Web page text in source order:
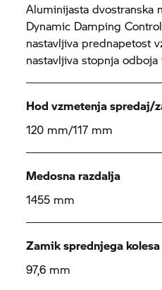
Aluminijasta dvostranska
Dynamic Damping
nastavljiva prednapetost
nastavljiva stopnja
Hod vzmetenja spredaj/
120 mm/117 mm
Medosna razdalja
1455 mm
Zamik sprednjega kolesa
97,6 mm